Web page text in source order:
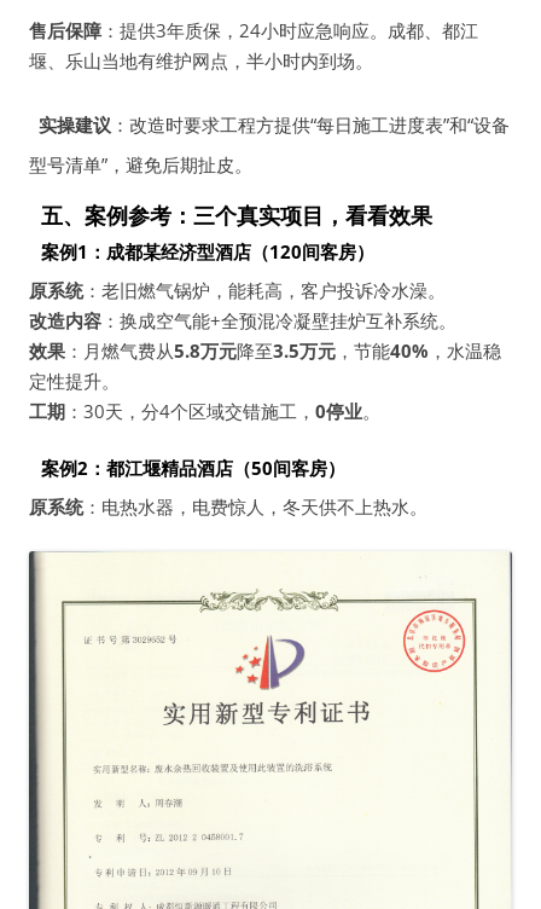
售后保障 ：提供3年质保，24小时应急响应。成都、都江
堰、乐山当地有维护网点，半小时内到场。
实操建议 ：改造时要求工程方提供“每日施工进度表”和“设备
型号清单”，避免后期扯皮。
五、案例参考：三个真实项目，看看效果
案例1：成都某经济型酒店（120间客房）
原系统：老旧燃气锅炉，能耗高，客户投诉冷水澡。
改造内容 ：换成空气能+全预混冷凝壁挂炉互补系统。
效果 ：月燃气费从5.8万元降至3.5万元 ，节能40% ，水温稳
定性提升。
工期 ：30天，分4个区域交错施工， 0停业。
案例2：都江堰精品酒店（50间客房）
原系统：电热水器，电费惊人，冬天供不上热水。